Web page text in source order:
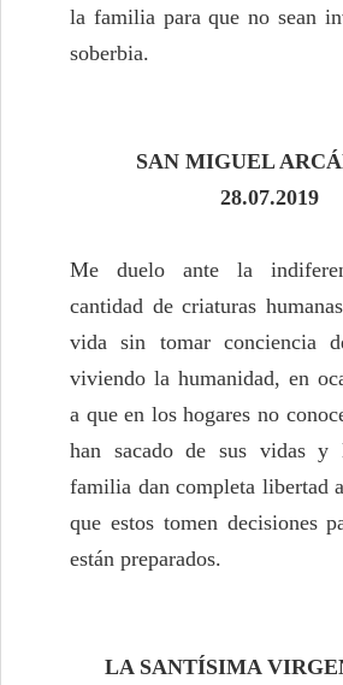
la familia para que no sean
soberbia.
SAN MIGUEL
28.07.2019
Me duelo ante la
cantidad de criaturas
vida sin tomar conciencia
viviendo la humanidad, en
a que en los hogares no
han sacado de sus vidas y
familia dan completa libertad
que estos tomen decisiones
están preparados.
LA SANTÍSIMA